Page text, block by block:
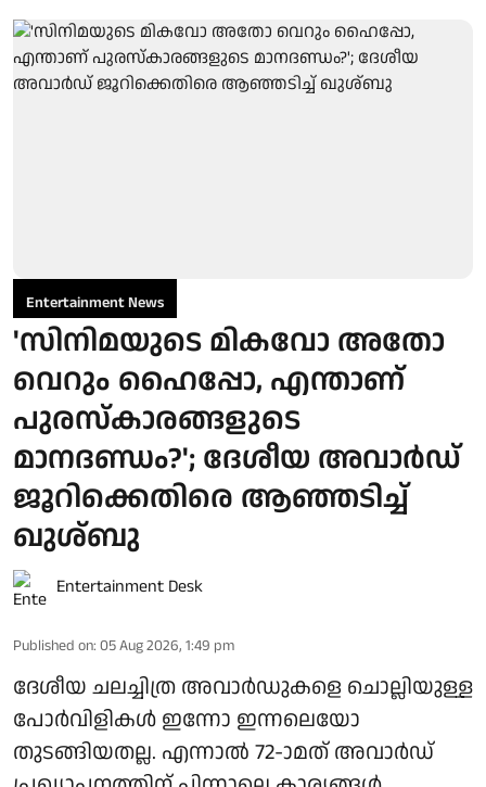
Entertainment News
'സിനിമയുടെ മികവോ അതോ
വെറും ഹൈപ്പോ, എന്താണ്
പുരസ്‌കാരങ്ങളുടെ
മാനദണ്ഡം?'; ദേശീയ അവാർഡ്
ജൂറിക്കെതിരെ ആഞ്ഞടിച്ച്
ഖുശ്ബു
Entertainment Desk
Published on: 05 Aug 2026, 1:49 pm
ദേശീയ ചലച്ചിത്ര അവാർഡുകളെ ചൊല്ലിയുള്ള
പോർവിളികൾ ഇന്നോ ഇന്നലെയോ
തുടങ്ങിയതല്ല. എന്നാൽ 72-ാമത് അവാർഡ്